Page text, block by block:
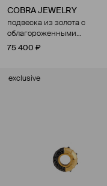
COBRA JEWELRY
подвеска из золота с
облагороженными
бриллиантами
75 400 ₽
exclusive